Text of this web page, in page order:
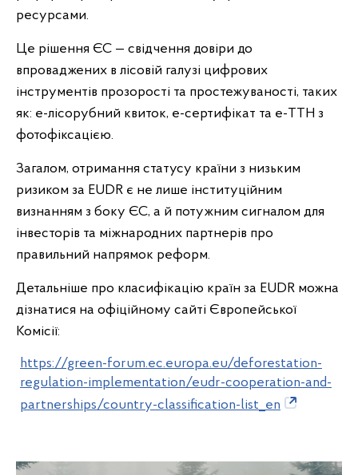
ресурсами.
Це рішення ЄС — свідчення довіри до
впроваджених в лісовій галузі цифрових
інструментів прозорості та простежуваності, таких
як: е-лісорубний квиток, е-сертифікат та е-ТТН з
фотофіксацією.
Загалом, отримання статусу країни з низьким
ризиком за EUDR є не лише інституційним
визнанням з боку ЄС, а й потужним сигналом для
інвесторів та міжнародних партнерів про
правильний напрямок реформ.
Детальніше про класифікацію країн за EUDR можна
дізнатися на офіційному сайті Європейської
Комісії:
https://green-forum.ec.europa.eu/deforestation-
regulation-implementation/eudr-cooperation-and-
partnerships/country-classification-list_en